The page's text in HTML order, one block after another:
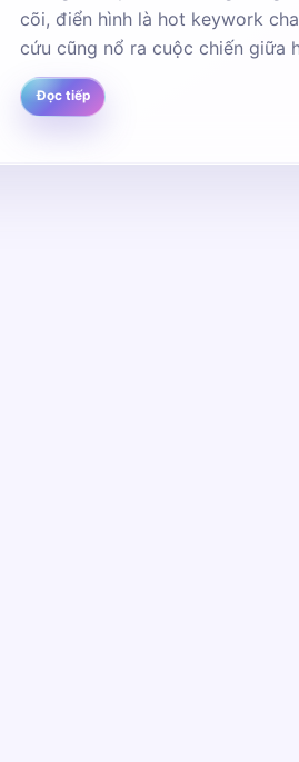
cõi, điển hình là hot keywork
cứu cũng nổ ra cuộc chiến giữa
Đọc tiếp